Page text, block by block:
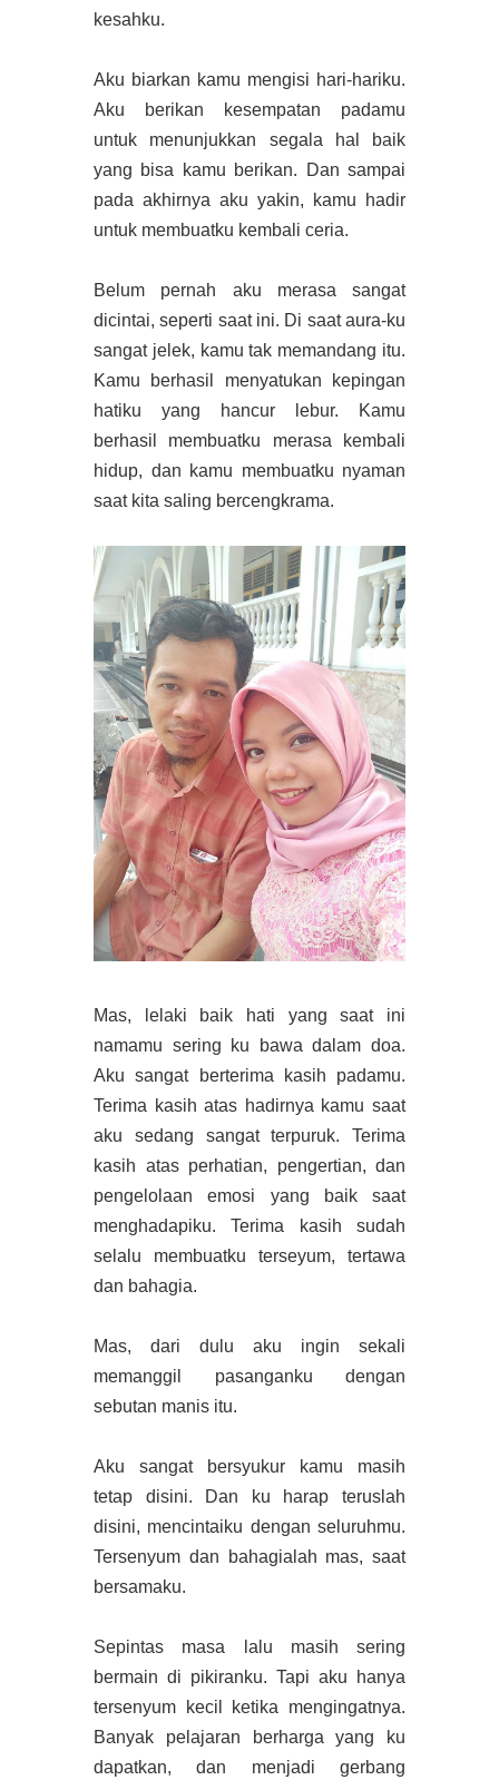
kesahku.
Aku biarkan kamu mengisi hari-hariku.
Aku berikan kesempatan padamu
untuk menunjukkan segala hal baik
yang bisa kamu berikan. Dan sampai
pada akhirnya aku yakin, kamu hadir
untuk membuatku kembali ceria.
Belum pernah aku merasa sangat
dicintai, seperti saat ini. Di saat aura-ku
sangat jelek, kamu tak memandang itu.
Kamu berhasil menyatukan kepingan
hatiku yang hancur lebur. Kamu
berhasil membuatku merasa kembali
hidup, dan kamu membuatku nyaman
saat kita saling bercengkrama.
Mas, lelaki baik hati yang saat ini
namamu sering ku bawa dalam doa.
Aku sangat berterima kasih padamu.
Terima kasih atas hadirnya kamu saat
aku sedang sangat terpuruk. Terima
kasih atas perhatian, pengertian, dan
pengelolaan emosi yang baik saat
menghadapiku. Terima kasih sudah
selalu membuatku terseyum, tertawa
dan bahagia.
Mas, dari dulu aku ingin sekali
memanggil pasanganku dengan
sebutan manis itu.
Aku sangat bersyukur kamu masih
tetap disini. Dan ku harap teruslah
disini, mencintaiku dengan seluruhmu.
Tersenyum dan bahagialah mas, saat
bersamaku.
Sepintas masa lalu masih sering
bermain di pikiranku. Tapi aku hanya
tersenyum kecil ketika mengingatnya.
Banyak pelajaran berharga yang ku
dapatkan, dan menjadi gerbang